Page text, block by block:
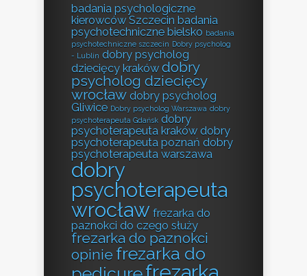
badania psychologiczne
kierowców Szczecin badania
psychotechniczne bielsko badania
psychotechniczne szczecin Dobry psycholog
- Lublin dobry psycholog
dziecięcy kraków dobry
psycholog dziecięcy
wrocław dobry psycholog
Gliwice Dobry psycholog Warszawa dobry
psychoterapeuta Gdańsk dobry
psychoterapeuta kraków dobry
psychoterapeuta poznań dobry
psychoterapeuta warszawa
dobry
psychoterapeuta
wrocław frezarka do
paznokci do czego służy
frezarka do paznokci
opinie frezarka do